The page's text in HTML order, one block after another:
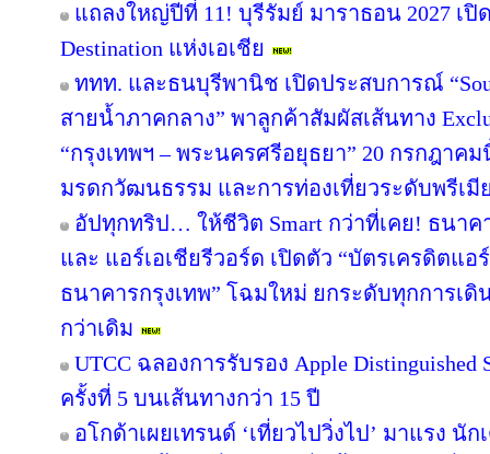
แถลงใหญ่ปีที่ 11! บุรีรัมย์ มาราธอน 2027 เปิ
Destination แห่งเอเชีย
ททท. และธนบุรีพานิช เปิดประสบการณ์
สายน้ำภาคกลาง” พาลูกค้าสัมผัสเส้นทาง
“กรุงเทพฯ – พระนครศรีอยุธยา” 20 กรกฎาค
มรดกวัฒนธรรม และการท่องเที่ยวระดับพรีเมี
อัปทุกทริป… ให้ชีวิต Smart กว่าที่เคย! ธนาค
และ แอร์เอเชียรีวอร์ด เปิดตัว “บัตรเครดิตแ
ธนาคารกรุงเทพ” โฉมใหม่ ยกระดับทุกการเ
กว่าเดิม
UTCC ฉลองการรับรอง Apple Distinguished
ครั้งที่ 5 บนเส้นทางกว่า 15 ปี
อโกด้าเผยเทรนด์ ‘เที่ยวไปวิ่งไป’ มาแรง นั